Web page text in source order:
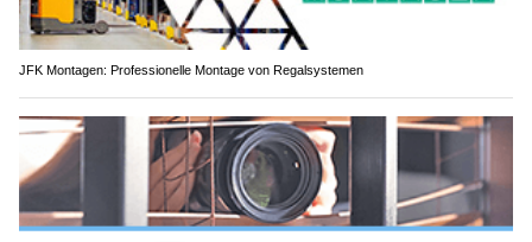
JFK Montagen: Professionelle Montage von Regalsystemen